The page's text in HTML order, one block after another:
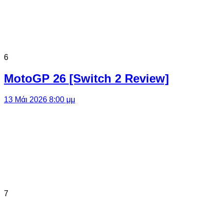
6
MotoGP 26 [Switch 2 Review]
13 Μάι 2026 8:00 μμ
7